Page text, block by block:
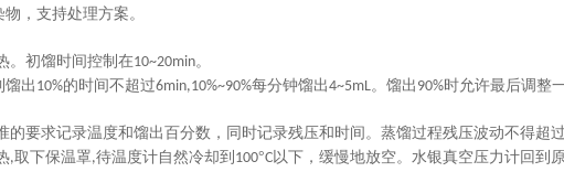
物，支持处理方案。
。初馏时间控制在10~20min。
馏出10%的时间不超过6min,10%~90%每分钟馏出4~5mL。馏出 90%时允许最后调整
的要求记录温度和馏出百分数，同时记录残压和时间。蒸馏过程残压波动不得超过
,取下保温罩,待温度计自然冷却到 100°C以下，缓慢地放空。水银真空压力计回到